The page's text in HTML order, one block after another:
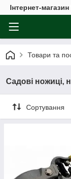
Інтернет-
Товари та
Садові ножиці,
Сортування